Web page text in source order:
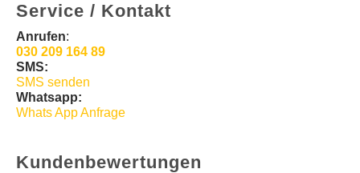
Service / Kontakt
Anrufen:
030 209 164 89
SMS:
SMS senden
Whatsapp:
Whats App Anfrage
Kundenbewertungen